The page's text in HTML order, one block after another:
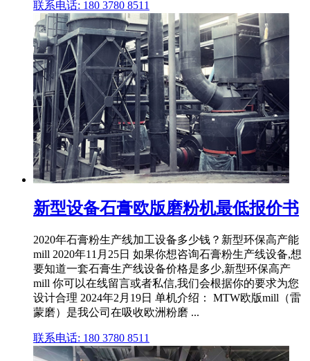
联系电话: 180 3780 8511
新型设备石膏欧版磨粉机最低报价书
2020年石膏粉生产线加工设备多少钱？新型环保高产能
mill 2020年11月25日 如果你想咨询石膏粉生产线设备,想
要知道一套石膏生产线设备价格是多少,新型环保高产
mill 你可以在线留言或者私信,我们会根据你的要求为您
设计合理 2024年2月19日 单机介绍： MTW欧版mill（雷
蒙磨）是我公司在吸收欧洲粉磨 ...
联系电话: 180 3780 8511